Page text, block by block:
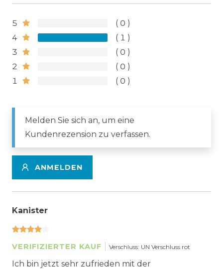
5
0
4
1
3
0
2
0
1
0
Melden Sie sich an, um eine
Kundenrezension zu verfassen.
ANMELDEN
Kanister
VERIFIZIERTER KAUF Verschluss: UN Verschluss rot
Ich bin jetzt sehr zufrieden mit der